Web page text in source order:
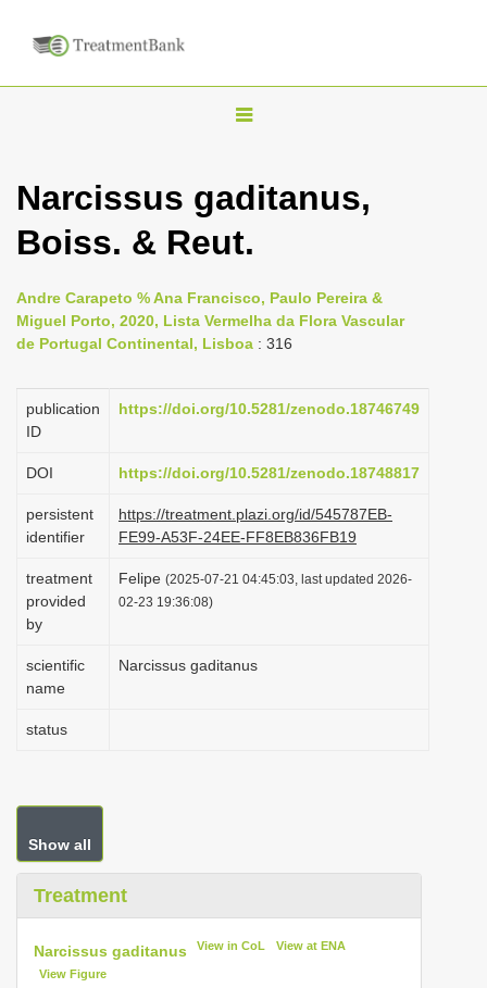
T
g
l
n
a
i
g
t
i
o
n
Narcissus gaditanus,
Boiss. & Reut.
Andre Carapeto % Ana Francisco, Paulo Pereira &
Miguel Porto, 2020, Lista Vermelha da Flora Vascular
de Portugal Continental, Lisboa : 316
publication
ID
https://doi.org/10.5281/zenodo.18746749
DOI https://doi.org/10.5281/zenodo.18748817
persistent
identifier
https://treatment.plazi.org/id/545787EB-
FE99-A53F-24EE-FF8EB836FB19
treatment
provided
by
Felipe (2025-07-21 04:45:03, last updated 2026-
02-23 19:36:08)
scientific
name
Narcissus gaditanus
status
Show all
Treatment
Narcissus gaditanus View in CoL View at ENA
View Figure